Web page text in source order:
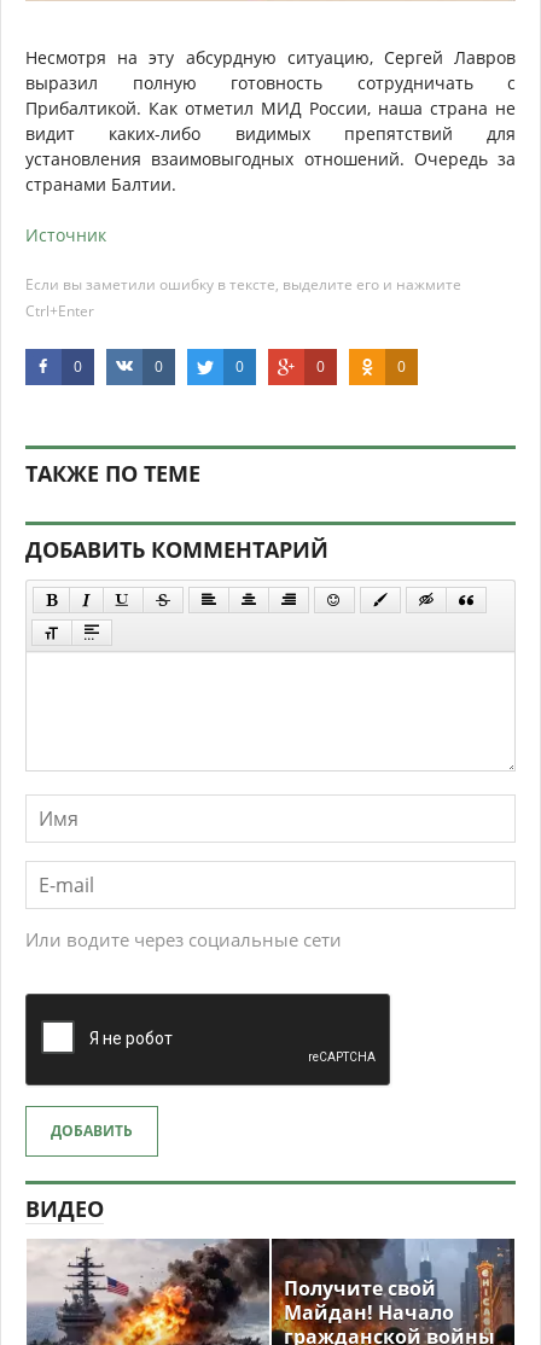
Несмотря на эту абсурдную ситуацию, Сергей Лавров
выразил полную готовность сотрудничать с
Прибалтикой. Как отметил МИД России, наша страна не
видит каких-либо видимых препятствий для
установления взаимовыгодных отношений. Очередь за
странами Балтии.
Источник
Если вы заметили ошибку в тексте, выделите его и нажмите
Ctrl+Enter
0 0 0 0 0
ТАКЖЕ ПО ТЕМЕ
ДОБАВИТЬ КОММЕНТАРИЙ
Или водите через социальные сети
ДОБАВИТЬ
ВИДЕО
Получите свой
Майдан! Начало
гражданской войны